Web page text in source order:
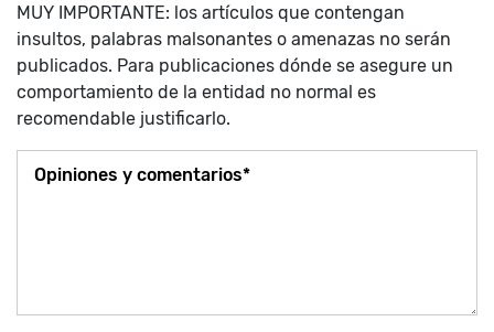
MUY IMPORTANTE: los artículos que contengan
insultos, palabras malsonantes o amenazas no serán
publicados. Para publicaciones dónde se asegure un
comportamiento de la entidad no normal es
recomendable justificarlo.